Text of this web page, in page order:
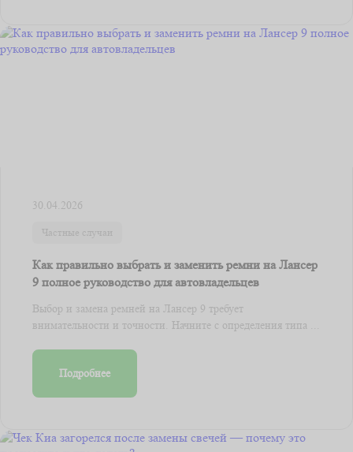
30.04.2026
Частные случаи
Как правильно выбрать и заменить ремни на Лансер
9 полное руководство для автовладельцев
Выбор и замена ремней на Лансер 9 требует
внимательности и точности. Начните с определения типа ...
Подробнее